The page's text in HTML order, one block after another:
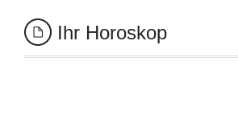
Ihr Horoskop